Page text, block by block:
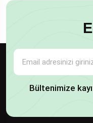
Bültenimize